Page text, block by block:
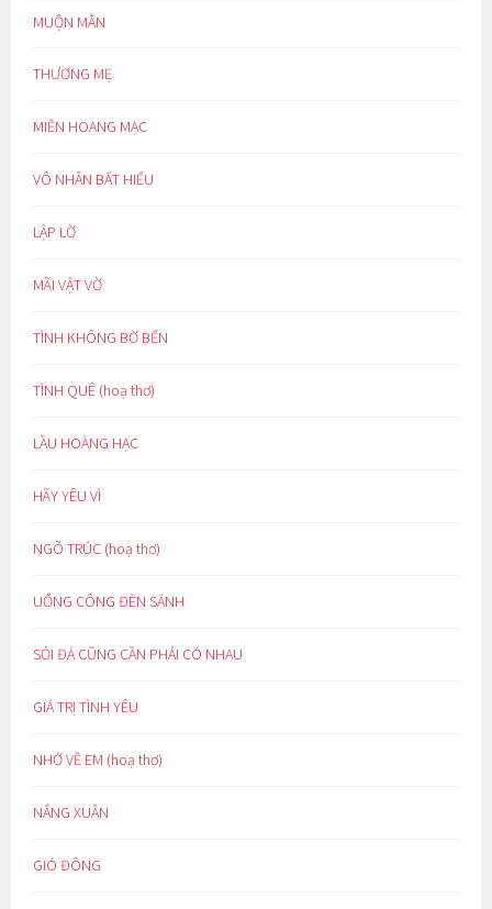
MUỘN MẰN
THƯƠNG MẸ
MIỀN HOANG MẠC
VÔ NHÂN BẤT HIẾU
LẬP LỜ
MÃI VẬT VỜ
TÌNH KHÔNG BỜ BẾN
TÌNH QUÊ (hoạ thơ)
LẦU HOÀNG HẠC
HÃY YÊU VÌ
NGÕ TRÚC (hoạ thơ)
UỔNG CÔNG ĐÈN SÁNH
SỎI ĐÁ CŨNG CẦN PHẢI CÓ NHAU
GIÁ TRỊ TÌNH YÊU
NHỚ VỀ EM (hoạ thơ)
NẮNG XUÂN
GIÓ ĐÔNG